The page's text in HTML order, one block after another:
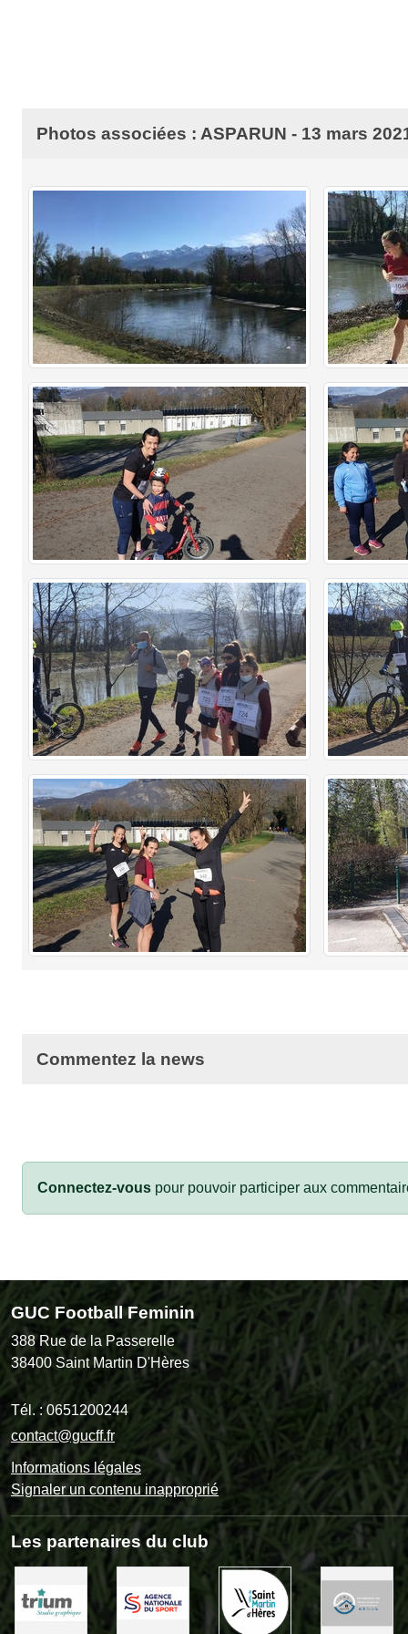
Photos associées : ASPARUN - 13 mars
Commentez la news
Connectez-vous pour pouvoir participer aux
GUC Football Feminin
388 Rue de la Passerelle
38400 Saint Martin D'Hères
Tél. :0651200244
contact@gucff.fr
Informations légales
Signaler un contenu inapproprié
Les partenaires du club